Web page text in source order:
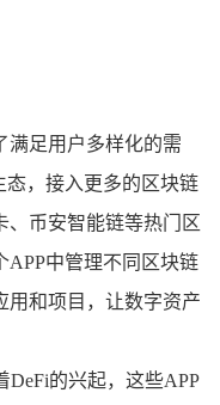
满足用户多样化的需
态，接入更多的区块链
、币安智能链等热门区
APP中管理不同区块链
用和项目，让数字资产
DeFi的兴起，这些APP